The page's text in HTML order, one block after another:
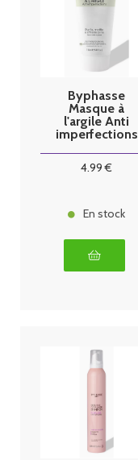
Byphasse
Masque à
l'argile Anti
imperfections
4.99 €
En stock